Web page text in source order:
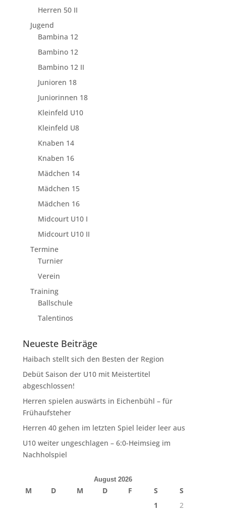
Herren 50 II
Jugend
Bambina 12
Bambino 12
Bambino 12 II
Junioren 18
Juniorinnen 18
Kleinfeld U10
Kleinfeld U8
Knaben 14
Knaben 16
Mädchen 14
Mädchen 15
Mädchen 16
Midcourt U10 I
Midcourt U10 II
Termine
Turnier
Verein
Training
Ballschule
Talentinos
Neueste Beiträge
Haibach stellt sich den Besten der Region
Debüt Saison der U10 mit Meistertitel
abgeschlossen!
Herren spielen auswärts in Eichenbühl – für
Frühaufsteher
Herren 40 gehen im letzten Spiel leider leer aus
U10 weiter ungeschlagen – 6:0-Heimsieg im
Nachholspiel
August 2026
M D M D F S
S
1
2